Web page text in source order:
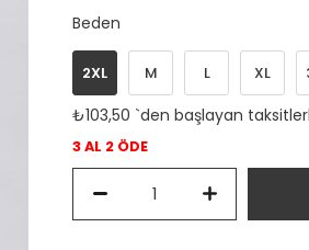
Beden
2XL M L XL
₺103,50 `den başlayan
3 AL 2 ÖDE